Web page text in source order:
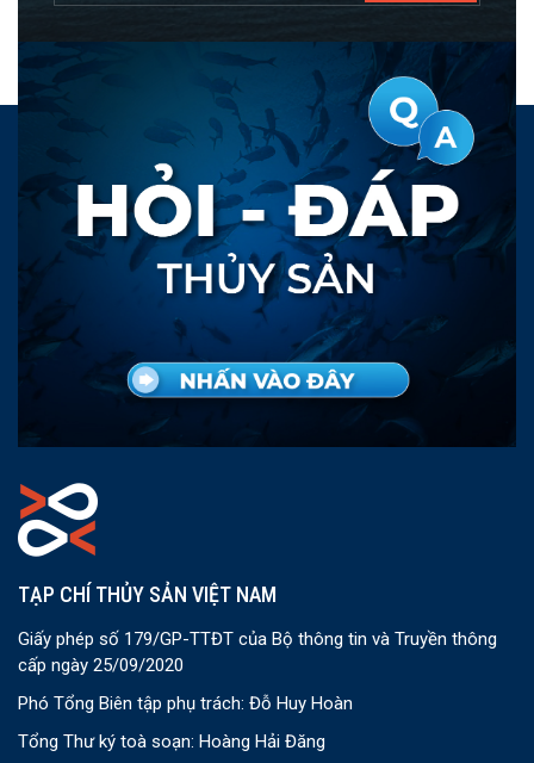
TẠP CHÍ THỦY SẢN VIỆT NAM
Giấy phép số 179/GP-TTĐT của Bộ thông tin và Truyền thông
cấp ngày 25/09/2020
Phó Tổng Biên tập phụ trách: Đỗ Huy Hoàn
Tổng Thư ký toà soạn: Hoàng Hải Đăng